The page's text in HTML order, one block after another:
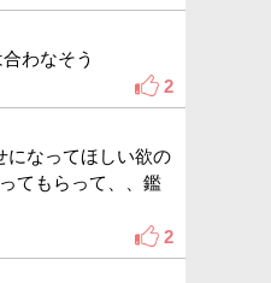
わなそう
2
になってほしい欲の
てもらって、、鑑
2